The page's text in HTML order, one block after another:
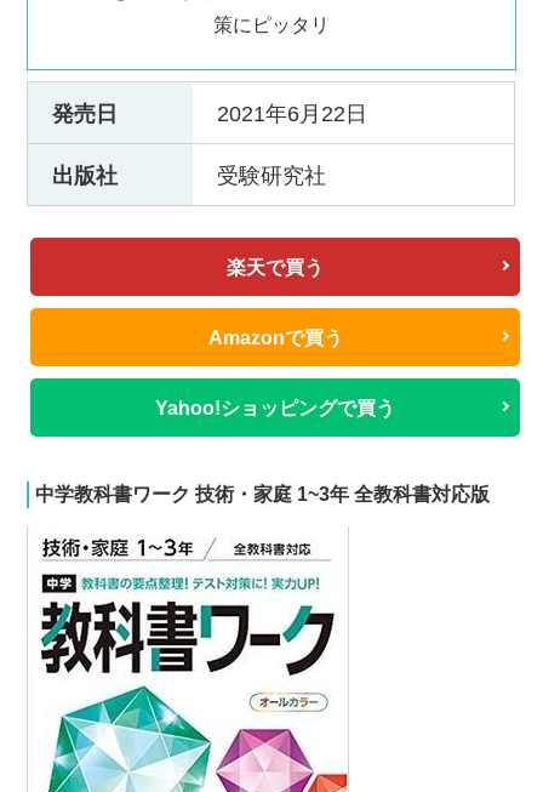
策にピッタリ
発売日 2021年6月22日
出版社 受験研究社
楽天で買う
Amazonで買う
Yahoo!ショッピングで買う
中学教科書ワーク 技術・家庭 1~3年 全教科書対応版